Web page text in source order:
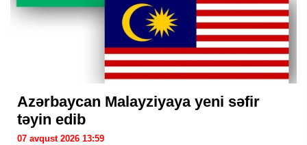
Azərbaycan Malayziyaya yeni səfir
təyin edib
07 avqust 2026 13:59